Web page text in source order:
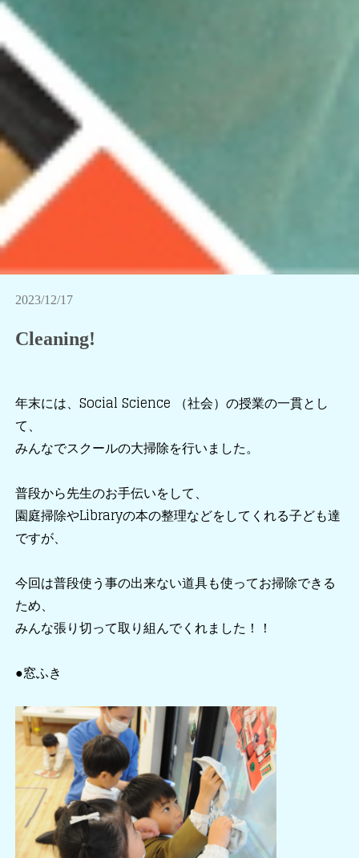
2023/12/17
Cleaning!
年末には、Social Science （社会）の授業の一貫とし
て、
みんなでスクールの大掃除を行いました。
普段から先生のお手伝いをして、
園庭掃除やLibraryの本の整理などをしてくれる子ども達
ですが、
今回は普段使う事の出来ない道具も使ってお掃除できる
ため、
みんな張り切って取り組んでくれました！！
●窓ふき